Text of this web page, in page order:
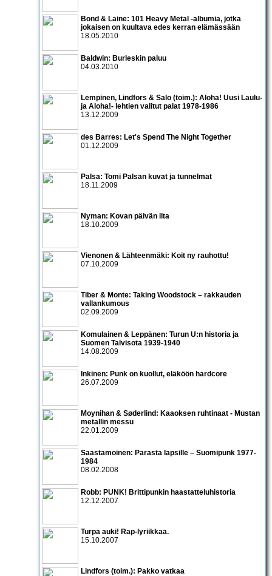
Bond & Laine: 101 Heavy Metal -albumia, jotka
jokaisen on kuultava edes kerran elämässään
18.05.2010
Baldwin: Burleskin paluu
04.03.2010
Lempinen, Lindfors & Salo (toim.): Aloha! Uusi Laulu-
ja Aloha!- lehtien valitut palat 1978-1986
13.12.2009
des Barres: Let's Spend The Night Together
01.12.2009
Palsa: Tomi Palsan kuvat ja tunnelmat
18.11.2009
Nyman: Kovan päivän ilta
18.10.2009
Vienonen & Lähteenmäki: Koit ny rauhottu!
07.10.2009
Tiber & Monte: Taking Woodstock – rakkauden
vallankumous
02.09.2009
Komulainen & Leppänen: Turun U:n historia ja
Suomen Talvisota 1939-1940
14.08.2009
Inkinen: Punk on kuollut, eläköön hardcore
26.07.2009
Moynihan & Søderlind: Kaaoksen ruhtinaat - Mustan
metallin messu
22.01.2009
Saastamoinen: Parasta lapsille – Suomipunk 1977-
1984
08.02.2008
Robb: PUNK! Brittipunkin haastatteluhistoria
12.12.2007
Turpa auki! Rap-lyriikkaa.
15.10.2007
Lindfors (toim.): Pakko vatkaa